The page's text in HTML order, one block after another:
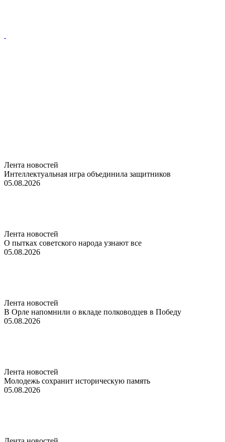
Лента новостей
Интеллектуальная игра объединила защитников
05.08.2026
Лента новостей
О пытках советского народа узнают все
05.08.2026
Лента новостей
В Орле напомнили о вкладе полководцев в Победу
05.08.2026
Лента новостей
Молодежь сохранит историческую память
05.08.2026